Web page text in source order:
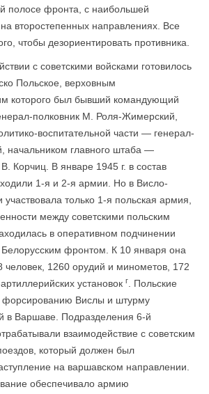
полосе фронта, с наибольшей
второстепенных направлениях. Все
чтобы дезориентировать противника.
с советскими войсками готовилось
Польское, верховным
которого был бывший командующий
полковник М. Роля-Жимерский,
воспитательной части — генерал-
начальником главного штаба —
Корчиц. В январе 1945 г. в состав
1-я и 2-я армии. Но в Висло-
только 1-я поль­ская армия,
между советскими польским
в оперативном подчинении
фронтом. К 10 января она
человек, 1260 орудий и минометов, 172
установок г
. Польские
форсированию Вислы и штурму
в Варшаве. Подразделения 6-й
взаимодействие с советским
который должен был
на варшавском направлении.
обеспечивало армию